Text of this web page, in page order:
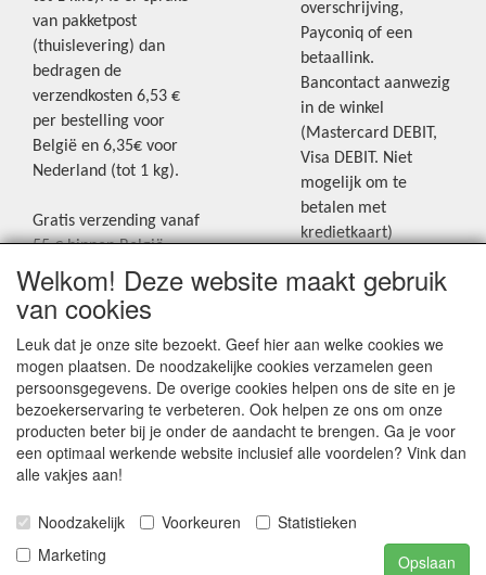
van pakketpost
(thuislevering) dan
bedragen de
verzendkosten 6,53 €
per bestelling voor
België en 6,35€ voor
Nederland (tot 1 kg).
Gratis verzending vanaf
55 € binnen België.
Gratis verzending vanaf
65 € naar Nederland.
Levering andere
landen: geen gratis
verzending, portkosten
worden aangerekend.
Zie voor een overzicht
van alle verzendkosten
"Verzendkosten" op de
homepagina.
overschrijving,
Payconiq of een
betaallink.
Bancontact aanwezig
in de winkel
(Mastercard DEBIT,
Visa DEBIT. Niet
mogelijk om te
betalen met
kredietkaart)
Blijf op de hoogte van de laatste
onze Facebookpagina.
Welkom! Deze website maakt gebruik
van cookies
Leuk dat je onze site bezoekt. Geef hier aan welke cookies we
mogen plaatsen. De noodzakelijke cookies verzamelen geen
persoonsgegevens. De overige cookies helpen ons de site en je
bezoekerservaring te verbeteren. Ook helpen ze ons om onze
producten beter bij je onder de aandacht te brengen. Ga je voor
een optimaal werkende website inclusief alle voordelen? Vink dan
alle vakjes aan!
Noodzakelijk Voorkeuren
Statistieken
Marketing
Opslaan